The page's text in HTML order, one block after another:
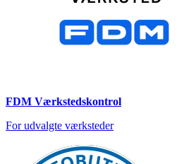
FDM Værkstedskontrol
For udvalgte værksteder